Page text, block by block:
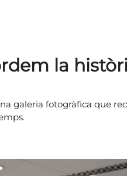
la
galeria fotogràfica que